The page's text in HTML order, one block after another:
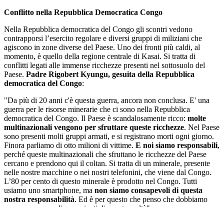
Conflitto nella Repubblica Democratica Congo
Nella Repubblica democratica del Congo gli scontri vedono
contrapporsi l’esercito regolare e diversi gruppi di miliziani che
agiscono in zone diverse del Paese. Uno dei fronti più caldi, al
momento, è quello della regione centrale di Kasai. Si tratta di
conflitti legati alle immense ricchezze presenti nel sottosuolo del
Paese. Padre Rigobert Kyungu, gesuita della Repubblica
democratica del Congo:
"Da più di 20 anni c'è questa guerra, ancora non conclusa. E' una
guerra per le risorse minerarie che ci sono nella Repubblica
democratica del Congo. Il Paese è scandalosamente ricco: molte
multinazionali vengono per sfruttare queste ricchezze. Nel Paese
sono presenti molti gruppi armati, e si registrano morti ogni giorno.
Finora parliamo di otto milioni di vittime. E noi siamo responsabili,
perché queste multinazionali che sfruttano le ricchezze del Paese
cercano e prendono qui il coltan. Si tratta di un minerale, presente
nelle nostre macchine o nei nostri telefonini, che viene dal Congo.
L’80 per cento di questo minerale è prodotto nel Congo. Tutti
usiamo uno smartphone, ma non siamo consapevoli di questa
nostra responsabilità. Ed è per questo che penso che dobbiamo